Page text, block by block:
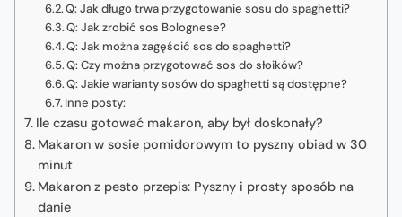
Q: Jak długo trwa przygotowanie sosu do spaghetti?
Q: Jak zrobić sos Bolognese?
Q: Jak można zagęścić sos do spaghetti?
Q: Czy można przygotować sos do słoików?
Q: Jakie warianty sosów do spaghetti są dostępne?
Inne posty:
Ile czasu gotować makaron, aby był doskonały?
Makaron w sosie pomidorowym to pyszny obiad w 30
minut
Makaron z pesto przepis: Pyszny i prosty sposób na
danie